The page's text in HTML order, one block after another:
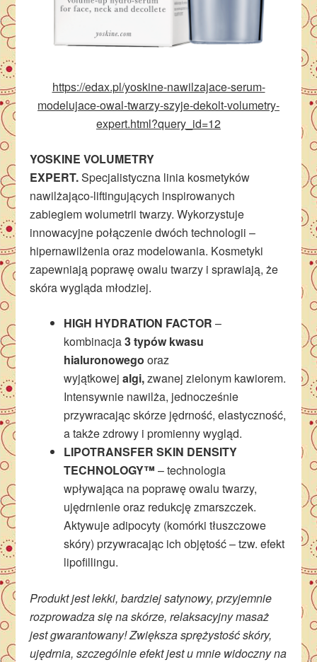
https://edax.pl/yoskine-nawilzajace-serum-
modelujace-owal-twarzy-szyje-dekolt-volumetry-
expert.html?query_id=12
YOSKINE VOLUMETRY
EXPERT.Specjalistyczna linia kosmetyków
nawilżająco-liftingujących inspirowanych
zabiegiem wolumetrii twarzy. Wykorzystuje
innowacyjne połączenie dwóch technologii –
hipernawilżenia oraz modelowania. Kosmetyki
zapewniają poprawę owalu twarzy i sprawiają, że
skóra wygląda młodziej.
HIGH HYDRATION FACTOR –
kombinacja3 typów kwasu
hialuronowego oraz
wyjątkowejalgi,zwanej zielonym kawiorem.
Intensywnie nawilża, jednocześnie
przywracając skórze jędrność, elastyczność,
a także zdrowy i promienny wygląd.
LIPOTRANSFER SKIN DENSITY
TECHNOLOGY™ – technologia
wpływająca na poprawę owalu twarzy,
ujędrnienie oraz redukcję zmarszczek.
Aktywuje adipocyty (komórki tłuszczowe
skóry) przywracając ich objętość – tzw. efekt
lipofillingu.
Produkt jest lekki, bardziej satynowy, przyjemnie
rozprowadza się na skórze, relaksacyjny masaż
jest gwarantowany! Zwiększa sprężystość skóry,
ujędrnia, szczególnie efekt jest u mnie widoczny na